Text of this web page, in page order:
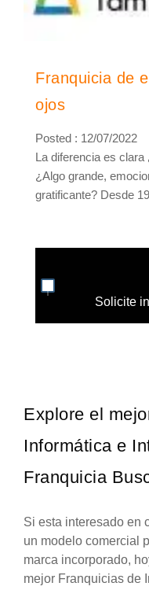
Franquicia de
ojos
Posted : 12/07/2022
La diferencia es
¿Algo grande,
gratificante? Desde
Solicite
Explore el
Informática e
Franquicia
Si esta interesado en
un modelo comercial
marca incorporado,
mejor Franquicias de